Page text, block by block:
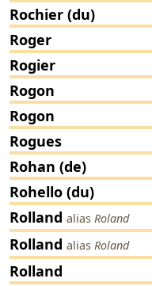
Rochier (du)
Roger
Rogier
Rogon
Rogon
Rogues
Rohan (de)
Rohello (du)
Rolland alias Roland
Rolland alias Roland
Rolland